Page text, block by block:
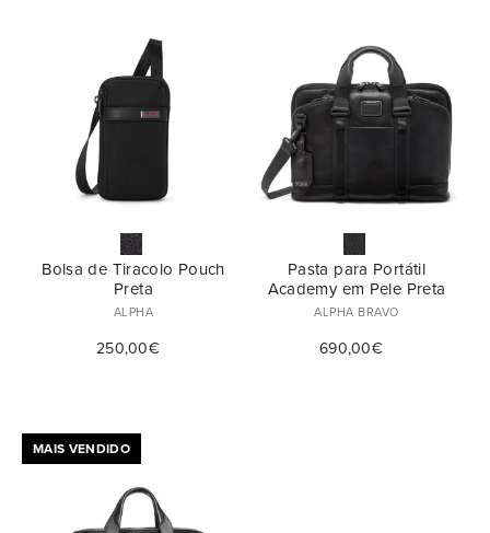
Bolsa de Tiracolo Pouch
Preta
ALPHA
250,00€
Pasta para Portátil
Academy em Pele Preta
ALPHA BRAVO
690,00€
MAIS VENDIDO